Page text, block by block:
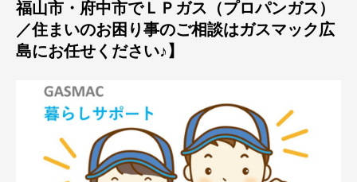
福山市・府中市でＬＰガス（プロパンガス）
／住まいのお困り事のご相談はガスマック広
島にお任せください♪】